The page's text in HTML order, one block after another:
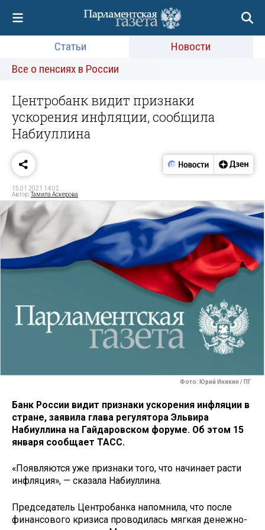
Статьи
Новости
Все о пенсиях в России
Центробанк видит признаки
ускорения инфляции, сообщила
Набиуллина
15.01.2021 14:02
Автор:Тамила Аскерова
Фото: Юрий Инякин / ПГ
Банк России видит признаки ускорения инфляции в
стране, заявила глава регулятора Эльвира
Набиуллина на Гайдаровском форуме. Об этом 15
января сообщает ТАСС.
«Появляются уже признаки того, что начинает расти
инфляция», — сказала Набиуллина.
Председатель Центробанка напомнила, что после
финансового кризиса проводилась мягкая денежно-